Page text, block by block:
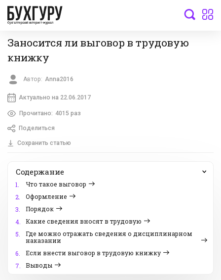
бухгалтерский интернет-журнал
Заносится ли выговор в трудовую
книжку
Автор: Anna2016
Актуально на 22.06.2017
Прочитано: 4015 раз
Поделиться
Сохранить статью
Содержание
1.
Что такое выговор
2.
Оформление
3.
Порядок
4.
Какие сведения вносят в трудовую
5.
Где можно отражать сведения о дисциплинарном
наказании
6.
Если внести выговор в трудовую книжку
7.
Выводы